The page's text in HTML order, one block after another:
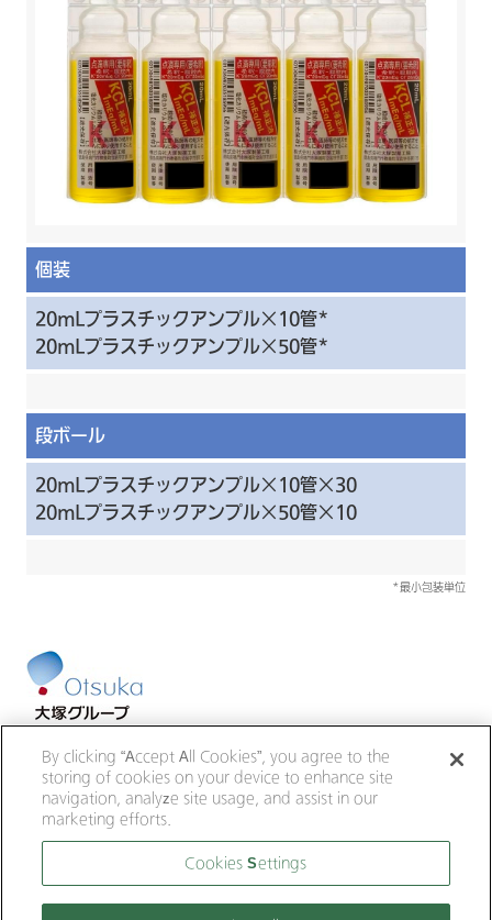
個装
20mLプラスチックアンプル×10管*
20mLプラスチックアンプル×50管*
段ボール
20mLプラスチックアンプル×10管×30
20mLプラスチックアンプル×50管×10
*最小包装単位
大鵬薬品工業
大塚倉庫
大塚化学
大塚食品
大塚メディカルデバイス
サイトのご利用にあたって
個人情報の取り扱いについて
By clicking “Accept All Cookies”, you agree to the
storing of cookies on your device to enhance site
navigation, analyze site usage, and assist in our
marketing efforts.
Cookies Settings